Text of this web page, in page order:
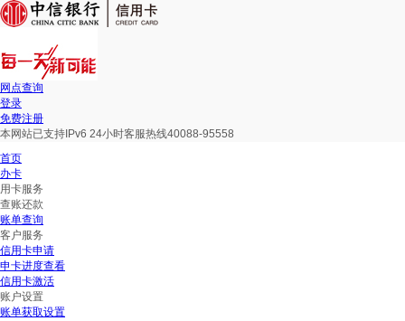
网点查询
登录
免费注册
本网站已支持IPv6 24小时客服热线40088-95558
首页
办卡
用卡服务
查账还款
账单查询
客户服务
信用卡申请
申卡进度查看
信用卡激活
账户设置
账单获取设置